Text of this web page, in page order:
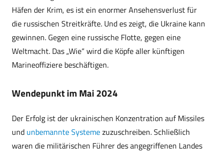
Häfen der Krim, es ist ein enormer Ansehensverlust für
die russischen Streitkräfte. Und es zeigt, die Ukraine kann
gewinnen. Gegen eine russische Flotte, gegen eine
Weltmacht. Das „Wie“ wird die Köpfe aller künftigen
Marineoffiziere beschäftigen.
Wendepunkt im Mai 2024
Der Erfolg ist der ukrainischen Konzentration auf Missiles
und unbemannte Systemezuzuschreiben. Schließlich
waren die militärischen Führer des angegriffenen Landes